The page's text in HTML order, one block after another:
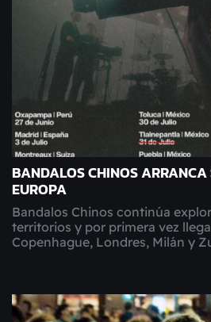
BANDALOS CHINOS ARRANCA
EUROPA
Bandalos Chinos continúa
territorios y por primera vez
Copenhague, Londres, Milán y